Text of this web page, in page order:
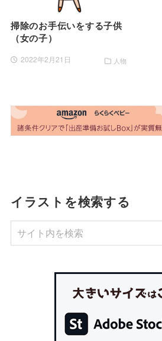
掃除のお手伝いをする子供
（女の子）
2022年2月21日 人物
イラストを検索する